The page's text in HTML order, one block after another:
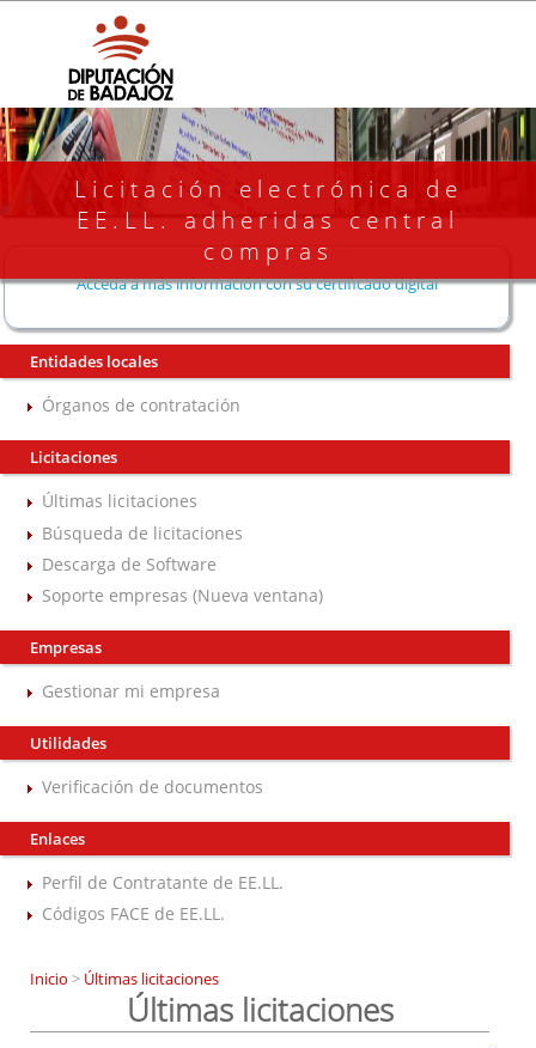
Licitación electrónica de
EE.LL. adheridas central
compras
Acceda a más información con su certificado digital
Entidades locales
Órganos de contratación
Licitaciones
Últimas licitaciones
Búsqueda de licitaciones
Descarga de Software
Soporte empresas (Nueva ventana)
Empresas
Gestionar mi empresa
Utilidades
Verificación de documentos
Enlaces
Perfil de Contratante de EE.LL.
Códigos FACE de EE.LL.
Inicio > Últimas licitaciones
Últimas licitaciones